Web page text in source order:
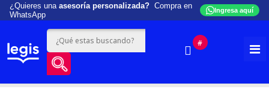
¿Quieres una asesoría personalizada? Compra en
WhatsApp
Ingresa aquí
#